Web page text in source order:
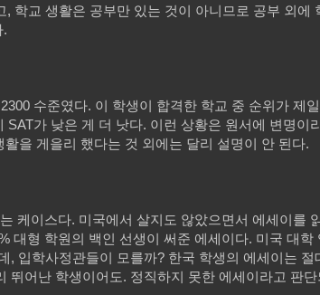
학교 생활은 공부만 있는 것이 아니므로 공부 외에
.
수준였다. 이 학생이 합격한 학교 중 순위가 제
가 낮은 게 더 낫다. 이런 상황은 원서에 변명이
을 게을리 했다는 것 외에는 달리 설명이 안 된다.
케이스다. 미국에서 살지도 않았으면서 에세이를
대형 학원의 백인 선생이 써준 에세이다. 미국 대학
입학사정관들이 모를까? 한국 학생의 에세이는 절
뛰어난 학생이어도. 정직하지 못한 에세이라고 판